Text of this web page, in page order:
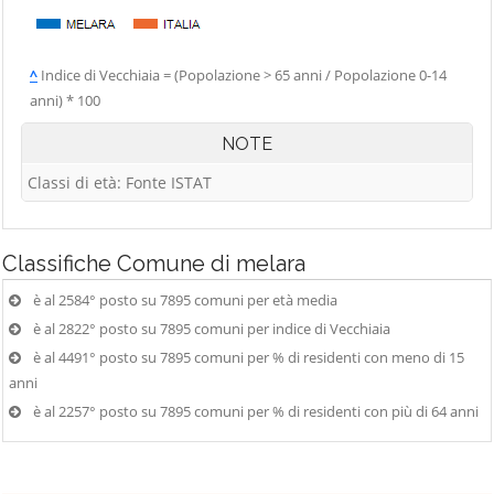
^ Indice di Vecchiaia = (Popolazione > 65 anni / Popolazione 0-14
anni) * 100
NOTE
Classi di età: Fonte ISTAT
Classifiche Comune di melara
è al 2584° posto su 7895 comuni per età media
è al 2822° posto su 7895 comuni per indice di Vecchiaia
è al 4491° posto su 7895 comuni per % di residenti con meno di 15
anni
è al 2257° posto su 7895 comuni per % di residenti con più di 64 anni